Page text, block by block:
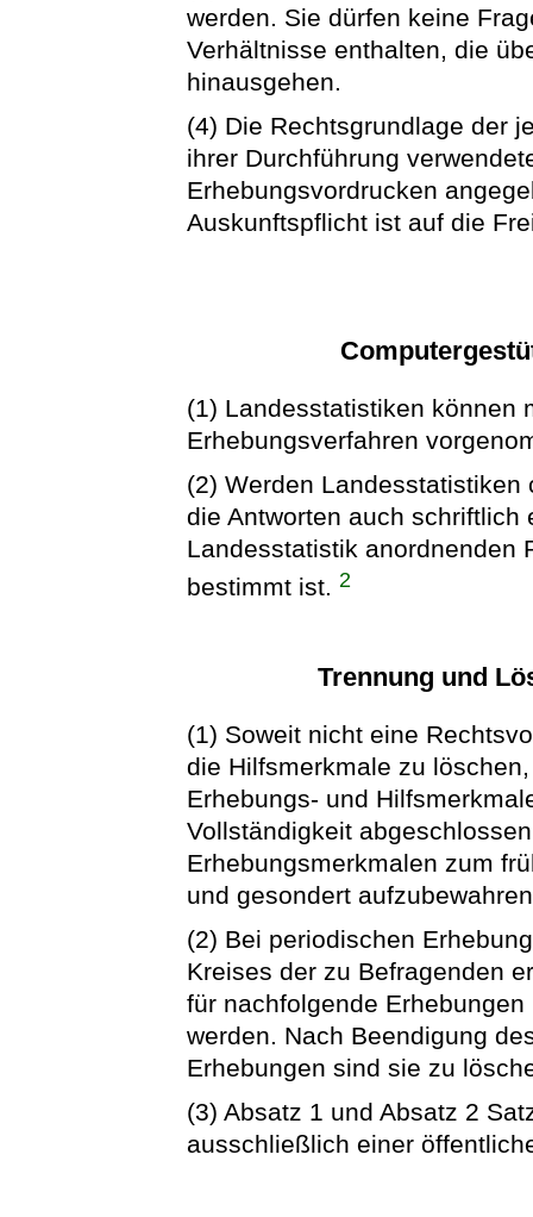
werden. Sie dürfen keine
Verhältnisse enthalten, die
hinausgehen.
(4) Die Rechtsgrundlage der
ihrer Durchführung
Erhebungsvordrucken
Auskunftspflicht ist auf die
(1) Landesstatistiken können
Erhebungsverfahren
(2) Werden
die Antworten auch schriftlich
Landesstatistik anordnenden
bestimmt ist.2
Trennung und
(1) Soweit nicht eine
die Hilfsmerkmale zu
Erhebungs- und
Vollständigkeit
Erhebungsmerkmalen zum
und gesondert
(2) Bei periodischen
Kreises der zu Befragenden
für nachfolgende
werden. Nach Beendigung
Erhebungen sind sie zu
(3) Absatz 1 und Absatz 2
ausschließlich einer